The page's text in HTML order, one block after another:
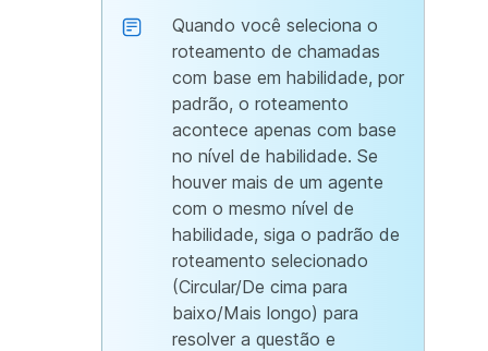
Quando você seleciona o
roteamento de chamadas
com base em habilidade, por
padrão, o roteamento
acontece apenas com base
no nível de habilidade. Se
houver mais de um agente
com o mesmo nível de
habilidade, siga o padrão de
roteamento selecionado
(Circular/De cima para
baixo/Mais longo) para
resolver a questão e